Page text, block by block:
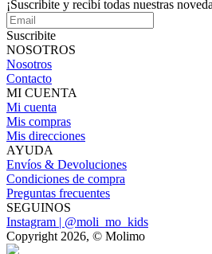
¡Suscribite y recibí todas nuestras
Suscribite
NOSOTROS
Nosotros
Contacto
MI CUENTA
Mi cuenta
Mis compras
Mis direcciones
AYUDA
Envíos & Devoluciones
Condiciones de compra
Preguntas frecuentes
SEGUINOS
Instagram | @moli_mo_kids
Copyright 2026, © Molimo